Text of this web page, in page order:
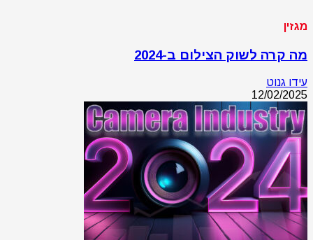
מגזין
מה קרה לשוק הצילום ב-2024
עידו גנוט
12/02/2025